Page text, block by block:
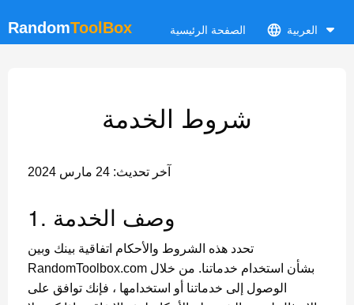
RandomToolBox الصفحة الرئيسية العربية
شروط الخدمة
آخر تحديث: 24 مارس 2024
1. وصف الخدمة
تحدد هذه الشروط والأحكام اتفاقية بينك وبين
RandomToolbox.com بشأن استخدام خدماتنا. من خلال
الوصول إلى خدماتنا أو استخدامها ، فإنك توافق على